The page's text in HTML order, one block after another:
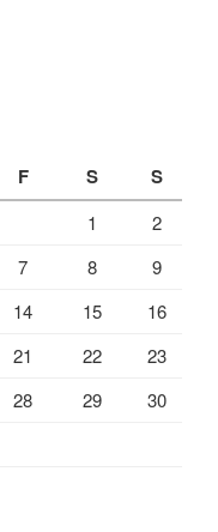
F S S
1
2
7 8
9
14 15
16
21 22
23
28 29
30